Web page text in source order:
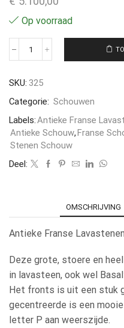
Op voorraad
SKU: 325
Categorie: Schouwen
Labels:Antieke Franse
Antieke Schouw,Franse
Stenen Schouw
Deel:
OMSCHRIJVING
Antieke Franse
Deze grote, stoere en
in lavasteen, ook wel
Het fronts is uit een stuk
gecentreerde is een
letter P aan weerszijde.